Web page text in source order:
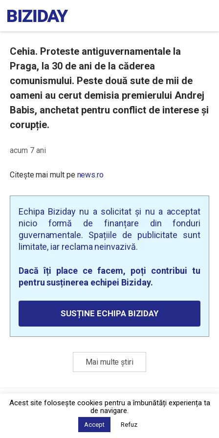
Cehia. Proteste antiguvernamentale la
Praga, la 30 de ani de la căderea
comunismului. Peste două sute de mii de
oameni au cerut demisia premierului Andrej
Babis, anchetat pentru conflict de interese și
corupție.
acum 7 ani
Citește mai mult pe news.ro
Echipa Biziday nu a solicitat și nu a acceptat
nicio formă de finanțare din fonduri
guvernamentale. Spațiile de publicitate sunt
limitate, iar reclama neinvazivă.
Dacă îți place ce facem, poți contribui tu
pentru susținerea echipei Biziday.
SUSȚINE ECHIPA BIZIDAY
Mai multe știri
Politica de confidențialitate·Contact
2026 © Biziday
Acest site foloseşte cookies pentru a îmbunătăți experiența ta
de navigare.
Accept Refuz